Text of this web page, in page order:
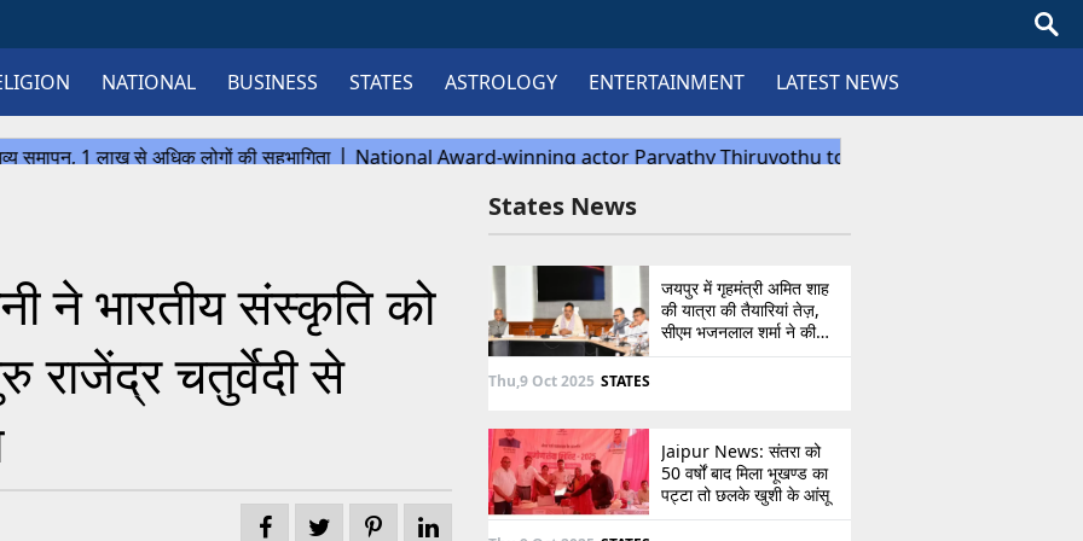
NATIONAL BUSINESS STATES ASTROLOGY ENTERTAINMENT LATEST NEWS
ने भारतीय संस्कृति को
राजेंद्र चतुर्वेदी से
States News
जयपुर में गृहमंत्री अमित शाह
की यात्रा की तैयारियां तेज़,
सीएम भजनलाल शर्मा ने की
उच्चस्तरीय बैठक
Thu,9 Oct 2025 STATES
Jaipur News: संतरा को
50 वर्षों बाद मिला भूखण्ड का
पट्टा तो छलके खुशी के आंसू